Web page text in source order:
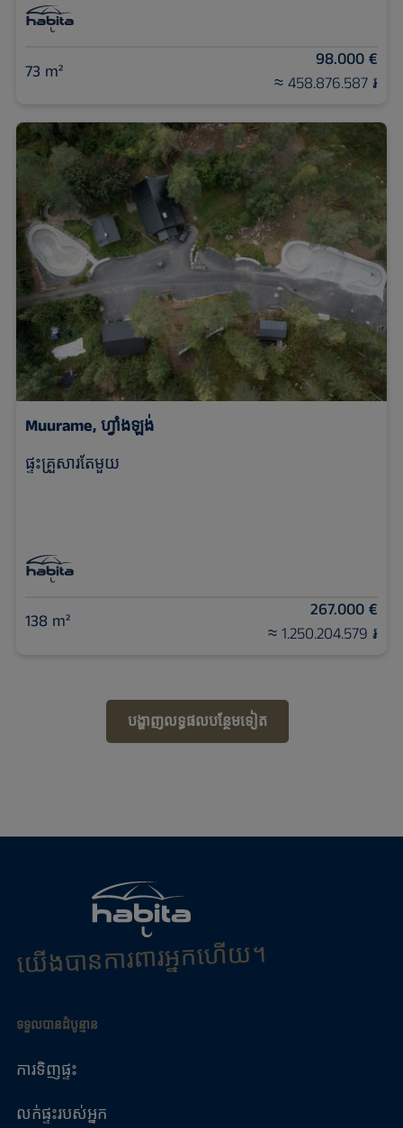
73 m²
98.000 €
≈ 458.876.587 ៛
Muurame, ហ្វាំងឡង់
ផ្ទះគ្រួសារតែមួយ
138 m²
267.000 €
≈ 1.250.204.579 ៛
បង្ហាញលទ្ធផលបន្ថែមទៀត
យើង​បាន​ការពារ​អ្នក​ហើយ។
ទទួលបានដំបូន្មាន
ការទិញផ្ទះ
លក់ផ្ទះរបស់អ្នក